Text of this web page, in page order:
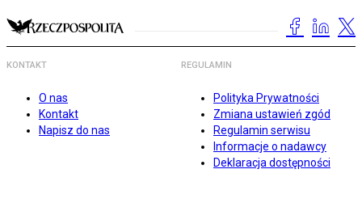
KONTAKT
O nas
Kontakt
Napisz do nas
REGULAMIN
Polityka Prywatności
Zmiana ustawień zgód
Regulamin serwisu
Informacje o nadawcy
Deklaracja dostępności